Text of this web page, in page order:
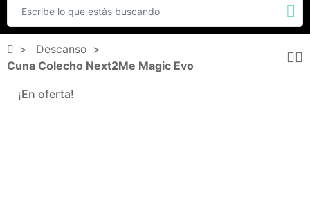
Descanso
Cuna Colecho Next2Me Magic Evo
¡En oferta!